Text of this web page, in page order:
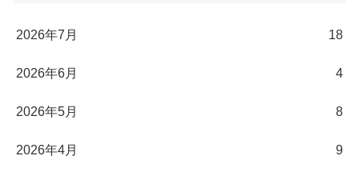
2026年7月 18
2026年6月 4
2026年5月 8
2026年4月 9